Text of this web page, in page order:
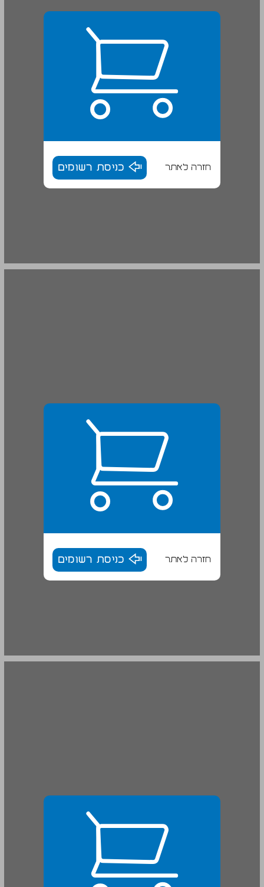
חזרה לאתר כניסת רשומים
מרדכי ארדון - נוף אינסוף ... 20
חזרה לאתר כניסת רשומים